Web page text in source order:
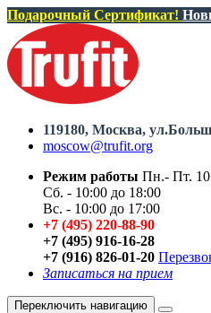
Подарочный Сертификат!
119180, Москва,
moscow@trufit.org
Режим работы Пн.- Пт.
Сб. - 10:00 до 18:00
Вс. - 10:00 до 17:00
+7 (495) 220-88-90
+7 (495) 916-16-28
+7 (916) 826-01-20
Записаться на прием
Переключить навигацию